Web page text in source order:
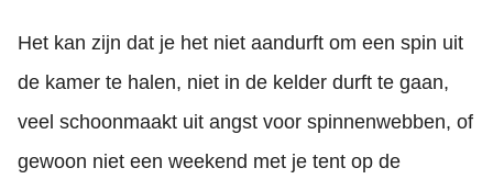
Het kan zijn dat je het niet aandurft om een spin uit
de kamer te halen, niet in de kelder durft te gaan,
veel schoonmaakt uit angst voor spinnenwebben, of
gewoon niet een weekend met je tent op de